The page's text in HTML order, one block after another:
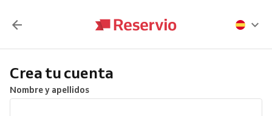
Crea tu cuenta
Nombre y apellidos